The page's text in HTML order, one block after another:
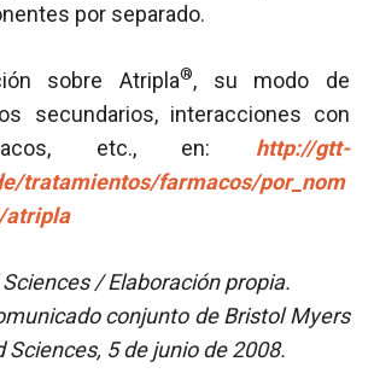
por separado.
sobre Atripla®, su modo de
secundarios, interacciones con
etc., en: http://gtt-
tratamientos/farmacos/por_nom
atripla
Sciences / Elaboración propia.
conjunto de Bristol Myers
Sciences, 5 de junio de 2008.